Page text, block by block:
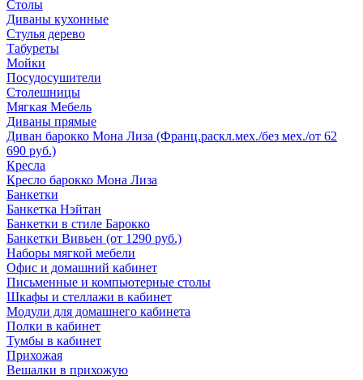
Столы
Диваны кухонные
Стулья дерево
Табуреты
Мойки
Посудосушители
Столешницы
Мягкая Мебель
Диваны прямые
Диван барокко Мона Лиза (Франц.раскл.мех./без мех./от 62
690 руб.)
Кресла
Кресло барокко Мона Лиза
Банкетки
Банкетка Нэйтан
Банкетки в стиле Барокко
Банкетки Вивьен (от 1290 руб.)
Наборы мягкой мебели
Офис и домашний кабинет
Письменные и компьютерные столы
Шкафы и стеллажи в кабинет
Модули для домашнего кабинета
Полки в кабинет
Тумбы в кабинет
Прихожая
Вешалки в прихожую